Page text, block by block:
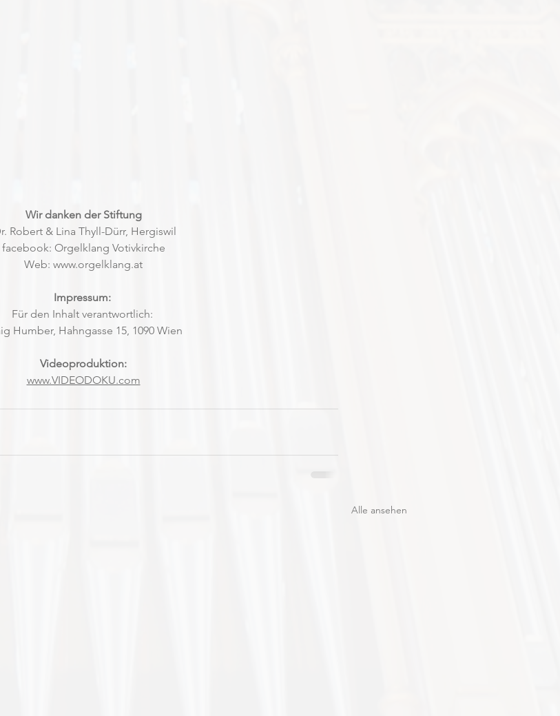
Wir danken der Stiftung
Robert & Lina Thyll-Dürr, Hergiswil
facebook: Orgelklang Votivkirche
Web: www.orgelklang.at
Impressum:
Für den Inhalt verantwortlich:
Humber, Hahngasse 15, 1090 Wien
Videoproduktion:
www.VIDEODOKU.com
Alle ansehen